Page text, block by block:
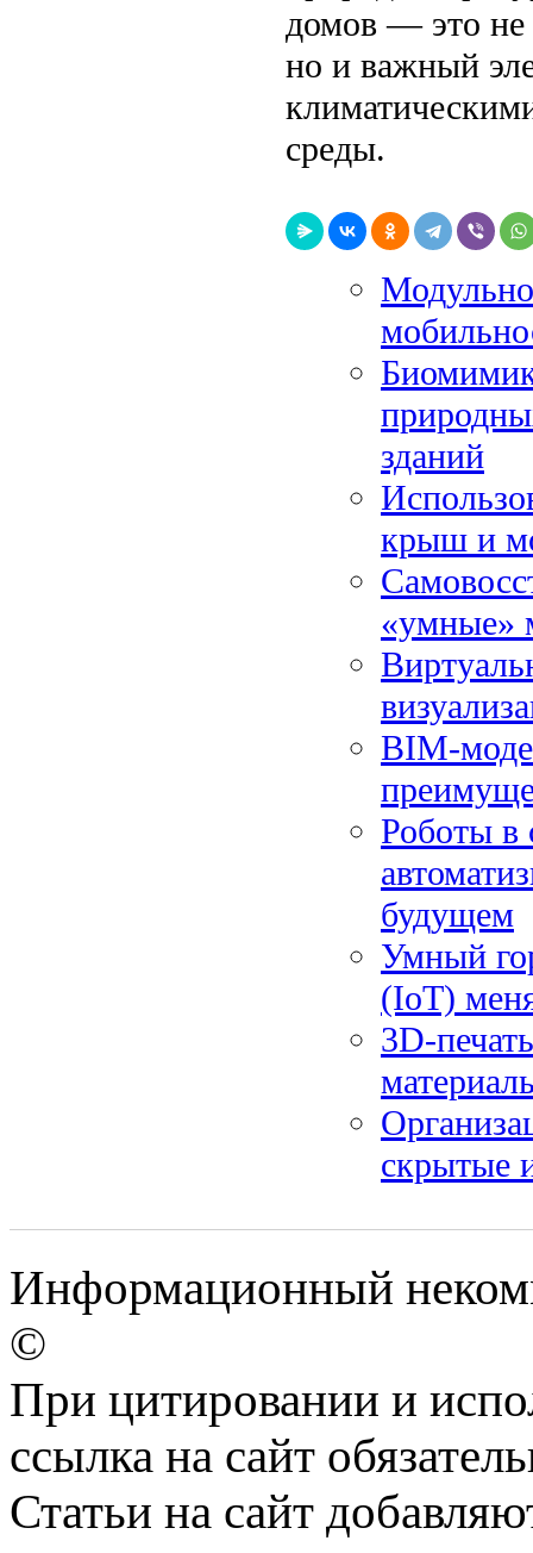
домов — это не
но и важный
среды.
зданий
крыш и
«умные»
BIM-
Роботы в
будущем
Умный
(IoT)
3D-
скрытые
Информационный
©
При цитировании и
ссылка на сайт
Статьи на сайт